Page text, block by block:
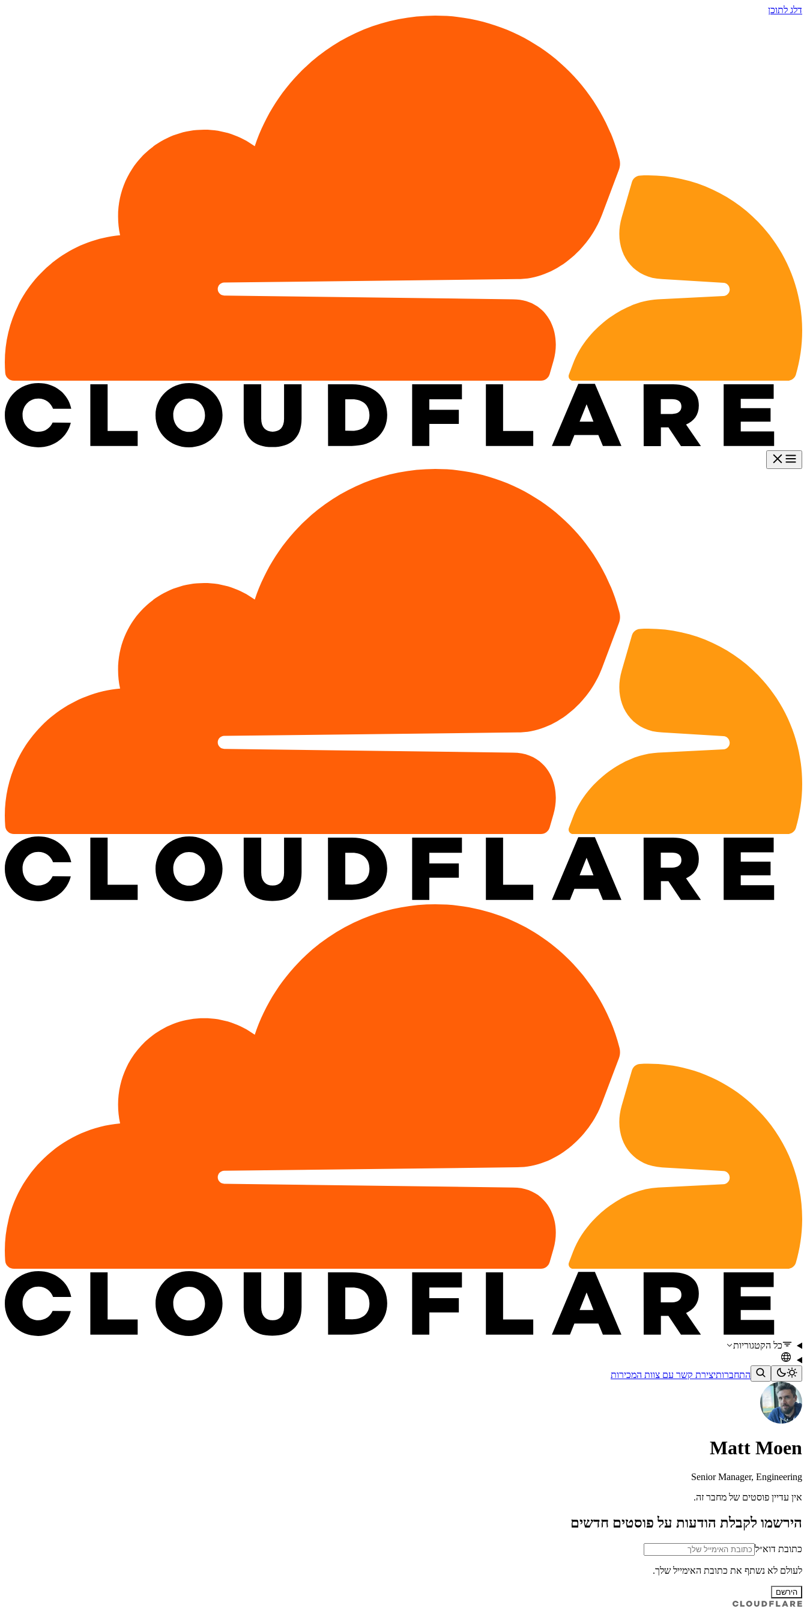
דלג לתוכן
כל הקטגוריות
התחברותיצירת קשר עם צוות המכירות
Matt Moen
Senior Manager, Engineering
אין עדיין פוסטים של מחבר זה.
הירשמו לקבלת הודעות על פוסטים חדשים
כתובת דוא״ל
לעולם לא נשתף את כתובת האימייל שלך.
הירשם